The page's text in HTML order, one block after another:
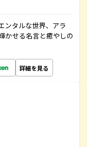
ンタルな世界、アラ
かせる名言と癒やしの
詳細を見る